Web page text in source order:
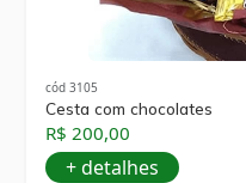
cód 3105
Cesta com chocolates
R$ 200,00
+ detalhes